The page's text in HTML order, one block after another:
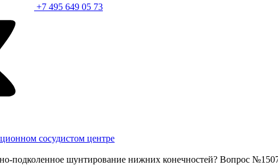
+7 495 649 05 73
сосудистом центре
подколенное шунтирование нижних конечностей? Вопрос